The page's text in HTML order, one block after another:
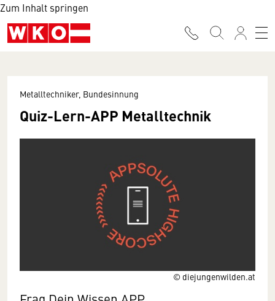
Zum Inhalt springen
© diejungenwilden.at
Metalltechniker, Bundesinnung
Quiz-Lern-APP Metalltechnik